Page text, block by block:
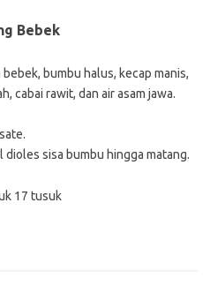
Bebek
bumbu halus, kecap manis,
cabai rawit, dan air asam jawa.
dioles sisa bumbu hingga matang.
17 tusuk